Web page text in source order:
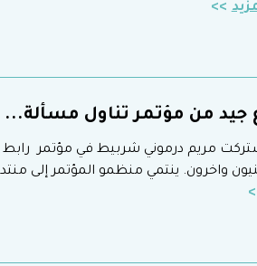
جيد من مؤتمر تناول مسألة...
مريم درموني شربيط في مؤتمر
واخرون. ينتمي منظمو المؤتمر إلى